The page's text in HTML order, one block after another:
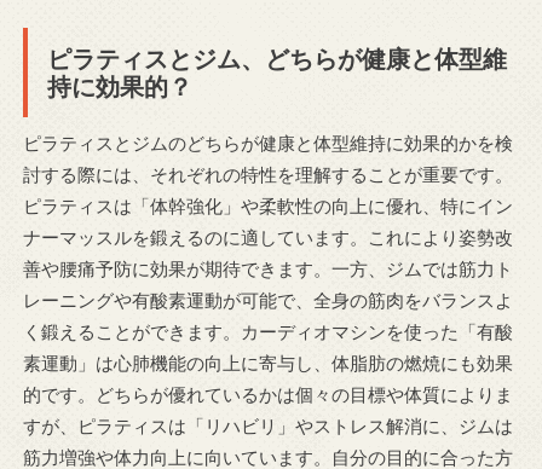
ピラティスとジム、どちらが健康と体型維
持に効果的？
ピラティスとジムのどちらが健康と体型維持に効果的かを検
討する際には、それぞれの特性を理解することが重要です。
ピラティスは「体幹強化」や柔軟性の向上に優れ、特にイン
ナーマッスルを鍛えるのに適しています。これにより姿勢改
善や腰痛予防に効果が期待できます。一方、ジムでは筋力ト
レーニングや有酸素運動が可能で、全身の筋肉をバランスよ
く鍛えることができます。カーディオマシンを使った「有酸
素運動」は心肺機能の向上に寄与し、体脂肪の燃焼にも効果
的です。どちらが優れているかは個々の目標や体質によりま
すが、ピラティスは「リハビリ」やストレス解消に、ジムは
筋力増強や体力向上に向いています。自分の目的に合った方